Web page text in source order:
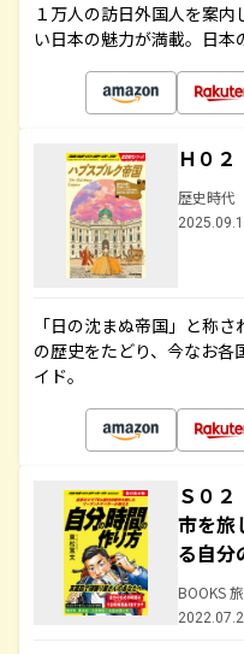
１万人の訪日外国人を案
い日本の魅力が満載。日本
Ｈ０
歴史時代
「日の沈まぬ帝国」と称
の歴史をたどり、今なお
イド。
Ｓ０
市を旅
る自分
BOOKS